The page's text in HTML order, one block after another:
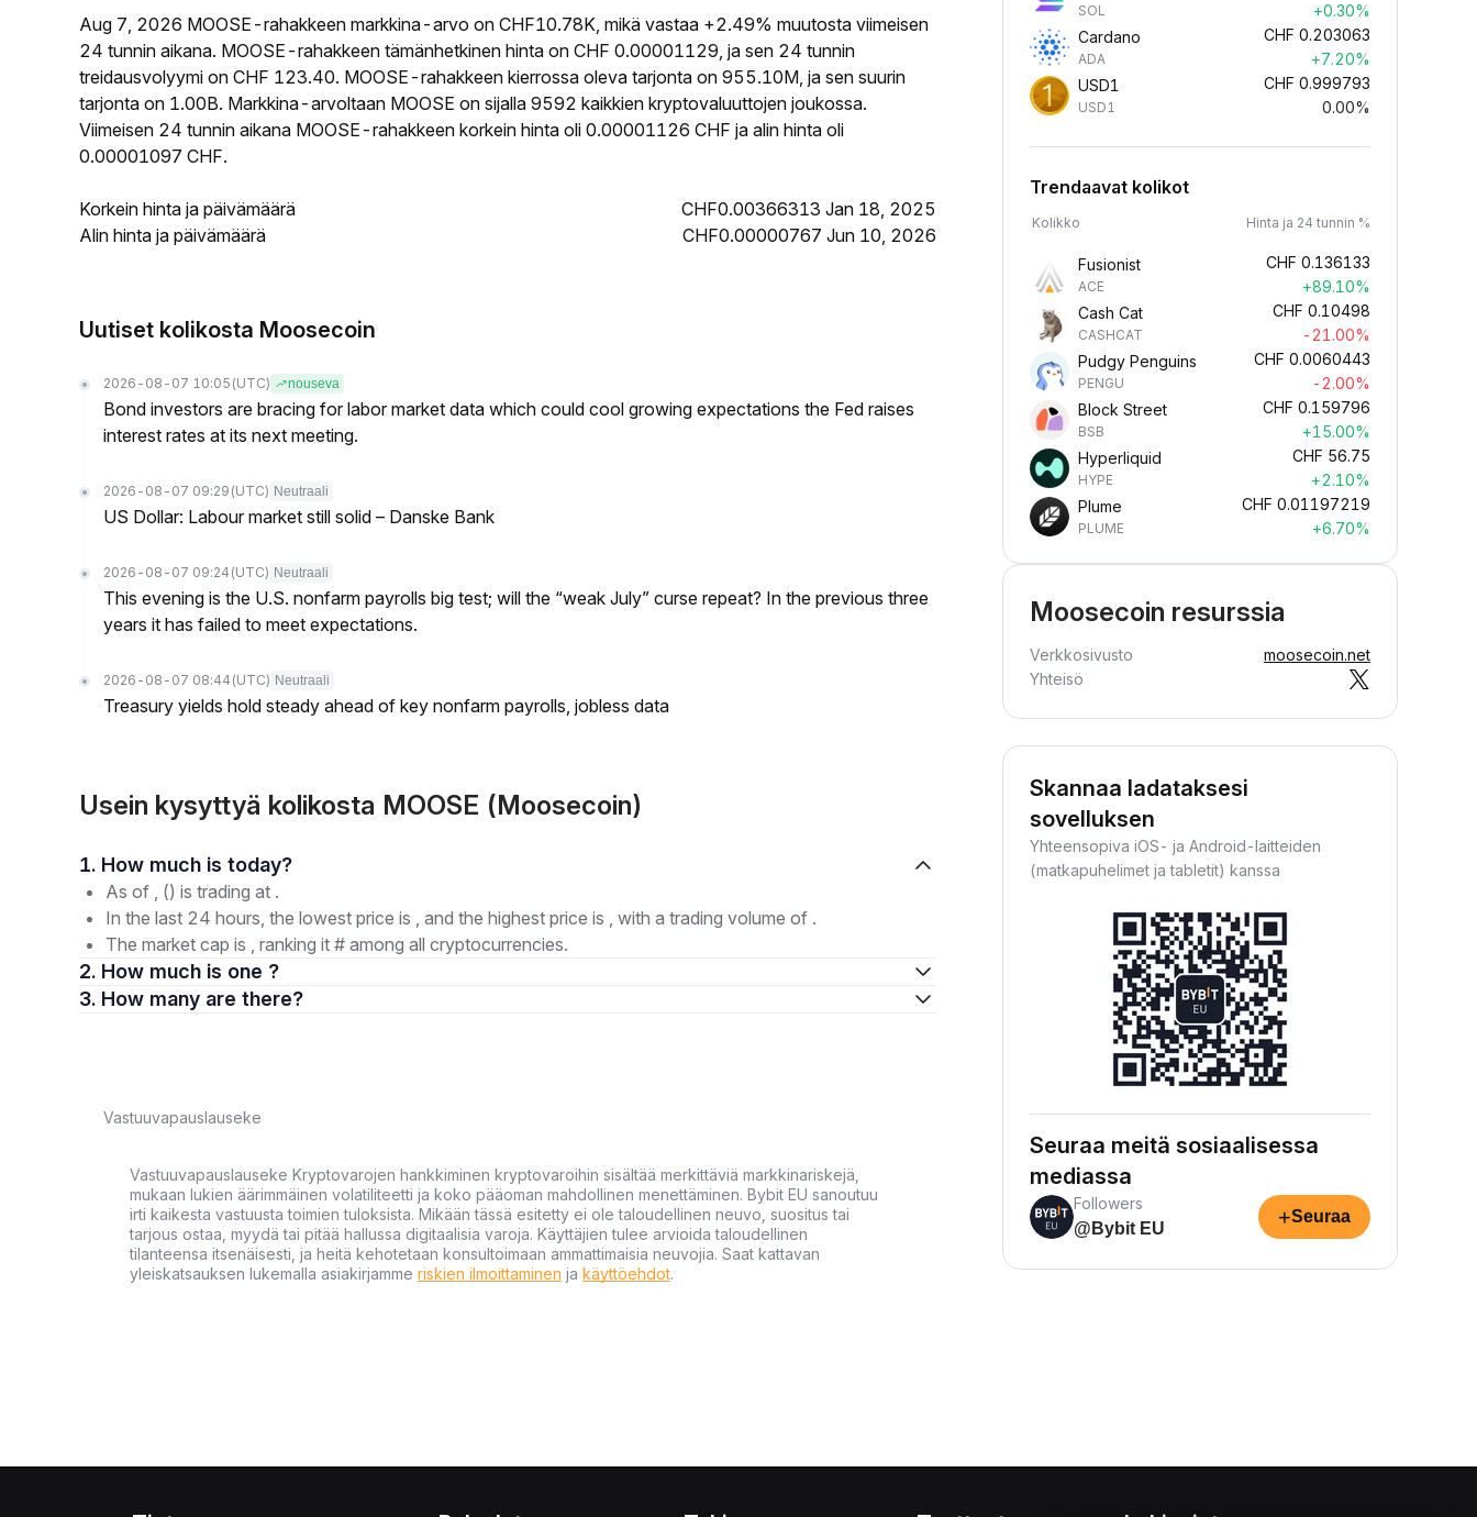
Aug 7, 2026 MOOSE-rahakkeen markkina-arvo on CHF10.78K, mikä vastaa +2.49% muutosta viimeisen
24 tunnin aikana. MOOSE-rahakkeen tämänhetkinen hinta on CHF 0.00001129, ja sen 24 tunnin
treidausvolyymi on CHF 123.40. MOOSE-rahakkeen kierrossa oleva tarjonta on 955.10M, ja sen suurin
tarjonta on 1.00B. Markkina-arvoltaan MOOSE on sijalla 9592 kaikkien kryptovaluuttojen joukossa.
Viimeisen 24 tunnin aikana MOOSE-rahakkeen korkein hinta oli 0.00001126 CHF ja alin hinta oli
0.00001097 CHF.
Korkein hinta ja päivämäärä
CHF0.00366313 Jan 18, 2025
Alin hinta ja päivämäärä
CHF0.00000767 Jun 10, 2026
Uutiset kolikosta Moosecoin
2026-08-07 10:05 (UTC) nouseva
Bond investors are bracing for labor market data which could cool growing expectations the Fed raises
interest rates at its next meeting.
2026-08-07 09:29 (UTC) Neutraali
US Dollar: Labour market still solid – Danske Bank
2026-08-07 09:24 (UTC) Neutraali
This evening is the U.S. nonfarm payrolls big test; will the “weak July” curse repeat? In the previous three
years it has failed to meet expectations.
2026-08-07 08:44 (UTC) Neutraali
Treasury yields hold steady ahead of key nonfarm payrolls, jobless data
Usein kysyttyä kolikosta MOOSE (Moosecoin)
1. How much is today?
As of , () is trading at .
In the last 24 hours, the lowest price is , and the highest price is , with a trading volume of .
The market cap is , ranking it # among all cryptocurrencies.
2. How much is one ?
3. How many are there?
Vastuuvapauslauseke
Vastuuvapauslauseke Kryptovarojen hankkiminen kryptovaroihin sisältää merkittäviä markkinariskejä,
mukaan lukien äärimmäinen volatiliteetti ja koko pääoman mahdollinen menettäminen. Bybit EU sanoutuu
irti kaikesta vastuusta toimien tuloksista. Mikään tässä esitetty ei ole taloudellinen neuvo, suositus tai
tarjous ostaa, myydä tai pitää hallussa digitaalisia varoja. Käyttäjien tulee arvioida taloudellinen
tilanteensa itsenäisesti, ja heitä kehotetaan konsultoimaan ammattimaisia neuvojia. Saat kattavan
yleiskatsauksen lukemalla asiakirjamme riskien ilmoittaminen ja käyttöehdot.
SOL
+0.30%
Cardano
ADA
CHF 0.203063
+7.20%
USD1
USD1
CHF 0.999793
0.00%
Trendaavat kolikot
Kolikko Hinta ja 24 tunnin %
Fusionist
ACE
CHF 0.136133
+89.10%
Cash Cat
CASHCAT
CHF 0.10498
-21.00%
Pudgy Penguins
PENGU
CHF 0.0060443
-2.00%
Block Street
BSB
CHF 0.159796
+15.00%
Hyperliquid
HYPE
CHF 56.75
+2.10%
Plume
PLUME
CHF 0.01197219
+6.70%
Moosecoin resurssia
Verkkosivusto
moosecoin.net
Yhteisö
Skannaa ladataksesi
sovelluksen
Yhteensopiva iOS- ja Android-laitteiden
(matkapuhelimet ja tabletit) kanssa
Seuraa meitä sosiaalisessa
mediassa
Followers
@Bybit EU
+Seuraa